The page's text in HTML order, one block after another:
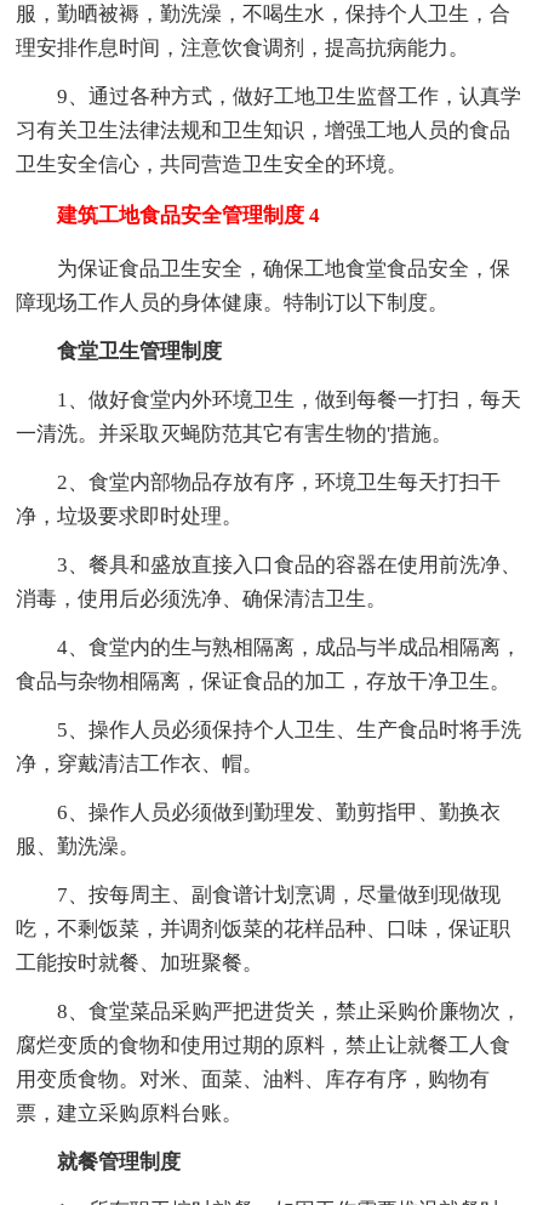
服，勤晒被褥，勤洗澡，不喝生水，保持个人卫生，合
理安排作息时间，注意饮食调剂，提高抗病能力。
9、通过各种方式，做好工地卫生监督工作，认真学
习有关卫生法律法规和卫生知识，增强工地人员的食品
卫生安全信心，共同营造卫生安全的环境。
建筑工地食品安全管理制度 4
为保证食品卫生安全，确保工地食堂食品安全，保
障现场工作人员的身体健康。特制订以下制度。
食堂卫生管理制度
1、做好食堂内外环境卫生，做到每餐一打扫，每天
一清洗。并采取灭蝇防范其它有害生物的'措施。
2、食堂内部物品存放有序，环境卫生每天打扫干
净，垃圾要求即时处理。
3、餐具和盛放直接入口食品的容器在使用前洗净、
消毒，使用后必须洗净、确保清洁卫生。
4、食堂内的生与熟相隔离，成品与半成品相隔离，
食品与杂物相隔离，保证食品的加工，存放干净卫生。
5、操作人员必须保持个人卫生、生产食品时将手洗
净，穿戴清洁工作衣、帽。
6、操作人员必须做到勤理发、勤剪指甲、勤换衣
服、勤洗澡。
7、按每周主、副食谱计划烹调，尽量做到现做现
吃，不剩饭菜，并调剂饭菜的花样品种、口味，保证职
工能按时就餐、加班聚餐。
8、食堂菜品采购严把进货关，禁止采购价廉物次，
腐烂变质的食物和使用过期的原料，禁止让就餐工人食
用变质食物。对米、面菜、油料、库存有序，购物有
票，建立采购原料台账。
就餐管理制度